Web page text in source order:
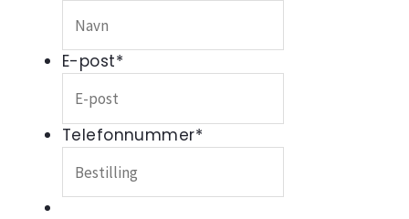
E-post*
Telefonnummer*